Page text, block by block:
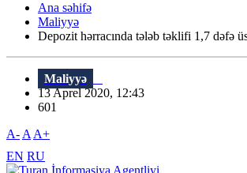
Ana səhifə
Maliyyə
Depozit hərracında tələb təklifi 1,7 dəfə
Maliyyə
13 Aprel 2020, 12:43
601
A- A A+
EN RU